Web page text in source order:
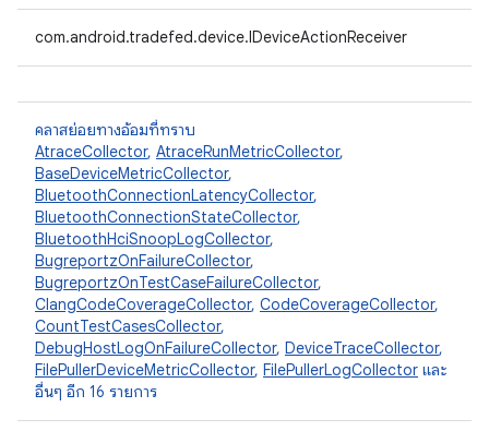
com.android.tradefed.device.IDeviceActionReceiver
คลาสย่อยทางอ้อมที่ทราบ
AtraceCollector, AtraceRunMetricCollector,
BaseDeviceMetricCollector,
BluetoothConnectionLatencyCollector,
BluetoothConnectionStateCollector,
BluetoothHciSnoopLogCollector,
BugreportzOnFailureCollector,
BugreportzOnTestCaseFailureCollector,
ClangCodeCoverageCollector, CodeCoverageCollector,
CountTestCasesCollector,
DebugHostLogOnFailureCollector, DeviceTraceCollector,
FilePullerDeviceMetricCollector, FilePullerLogCollector และ
อื่นๆ อีก 16 รายการ